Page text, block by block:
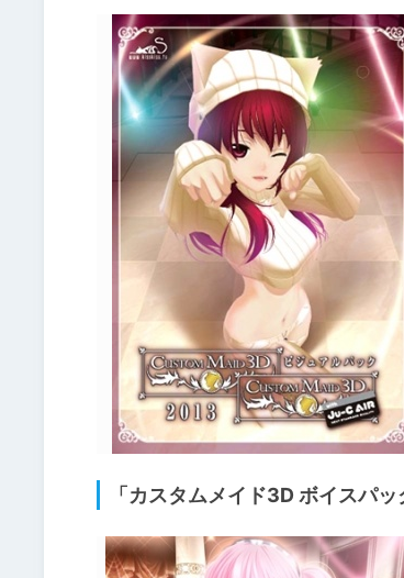
「カスタムメイド3D ボイスパッ